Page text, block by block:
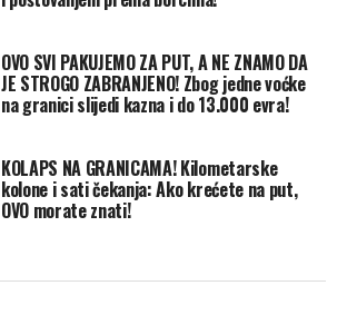
OVO SVI PAKUJEMO ZA PUT, A NE ZNAMO DA
JE STROGO ZABRANJENO! Zbog jedne voćke
na granici slijedi kazna i do 13.000 evra!
KOLAPS NA GRANICAMA! Kilometarske
kolone i sati čekanja: Ako krećete na put,
OVO morate znati!